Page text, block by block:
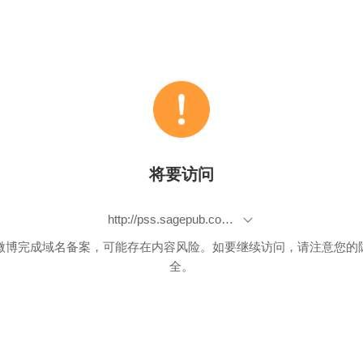
将要访问
http://pss.sagepub.com/content/early/2011/11/23/0956797611420731.abstract?rss=1
博完成域名备案，可能存在内容风险。如要继续访问，请注意您的
全。